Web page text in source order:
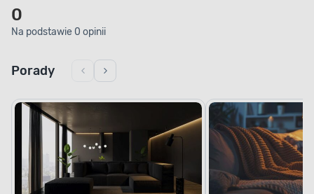
0
Na podstawie 0 opinii
Porady